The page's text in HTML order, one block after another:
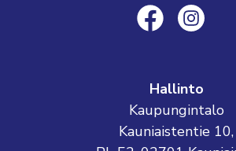
Hallinto
Kaupungintalo
Kauniaistentie 10,